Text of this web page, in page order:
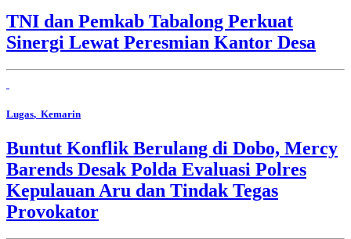
TNI dan Pemkab Tabalong Perkuat
Sinergi Lewat Peresmian Kantor Desa
Lugas, Kemarin
Buntut Konflik Berulang di Dobo, Mercy
Barends Desak Polda Evaluasi Polres
Kepulauan Aru dan Tindak Tegas
Provokator